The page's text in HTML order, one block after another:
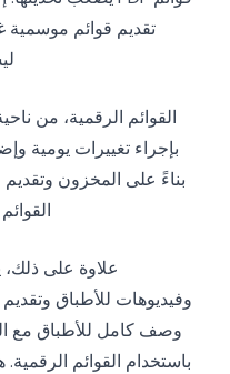
القوائم الرقمية، من
بإجراء تغييرات يومية
بناءً على المخزون
علاوة على
وفيديوهات للأطباق
وصف كامل للأطباق مع
باستخدام القوائم